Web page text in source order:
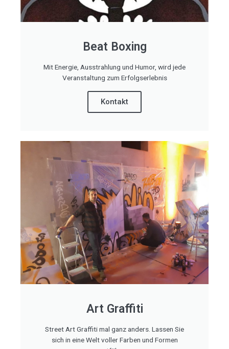
Beat Boxing
Mit Energie, Ausstrahlung und Humor, wird jede
Veranstaltung zum Erfolgserlebnis
Kontakt
Art Graffiti
Street Art Graffiti mal ganz anders. Lassen Sie
sich in eine Welt voller Farben und Formen